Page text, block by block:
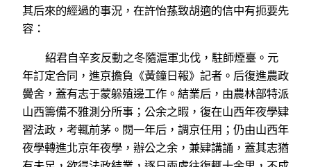
其后來的經過的事況，在許怡蓀致胡適的信中有扼要先
容：
紹君自辛亥反動之冬隨滬軍北伐，駐師煙臺。元
年訂定合同，進京擔負《黃鐘日報》記者。后復進農政
黌舍，蓋有志于蒙躲殖邊工作。結業后，由農林部特派
山西籌備不雅測分所事；公余之暇，復在山西年夜學肄
習法政，考輒前茅。閱一年后，調京任用；仍由山西年
夜學轉進北京年夜學，辦公之余，兼肄講誦，蓋其志猶